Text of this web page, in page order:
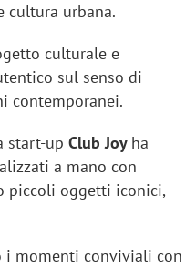
cultura urbana.
culturale e
sul senso di
contemporanei.
start-upClub Joy ha
a mano con
piccoli oggetti iconici,
i momenti conviviali con